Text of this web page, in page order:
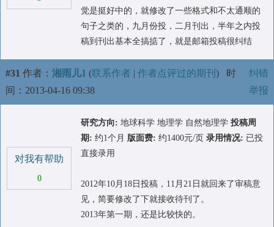
觉是挺好中的，就修改了一些格式和不太通顺的
句子之类的，九月份投，二月刊出，半年之内投
稿到刊出基本全搞掂了，就是邮箱投稿很纠结
#31 作者： 湘雨儿1 (联系作者 | 作者点评过的期刊 ) 时
间：2013-04-16 09:38
纠错
举报
对我有帮助
0
研究方向: 地球科学 地理学 自然地理学 投稿周
期: 约1个月 版面费: 约1400元/页 录用情况: 已投
直接录用
2012年10月18日投稿，11月21日就回来了审稿意
见，简要修改了下就接收待刊了。
2013年第一期，还是比较快的。